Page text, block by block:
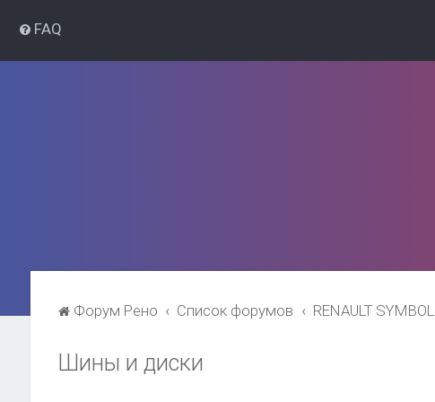
FAQ
Форум Рено Список форумов RENAULT SYMBOL
Шины и диски